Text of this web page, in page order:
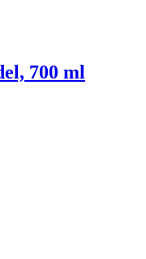
700 ml